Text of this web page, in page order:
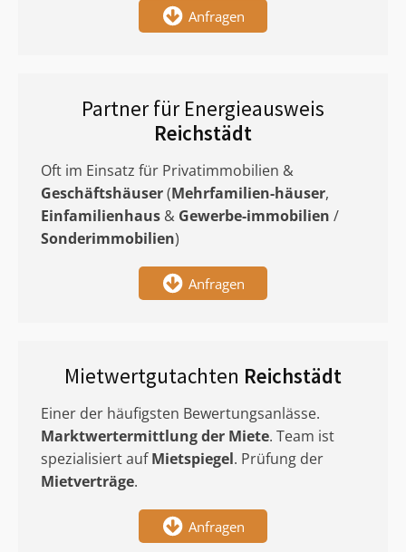
Anfragen
Partner für Energieausweis
Reichstädt
Oft im Einsatz für Privatimmobilien &
Geschäftshäuser(Mehrfamilien-häuser,
Einfamilienhaus & Gewerbe-immobilien /
Sonderimmobilien)
Anfragen
Mietwertgutachten Reichstädt
Einer der häufigsten Bewertungsanlässe.
Marktwertermittlungder Miete. Team ist
spezialisiert aufMietspiegel. Prüfung der
Mietverträge.
Anfragen